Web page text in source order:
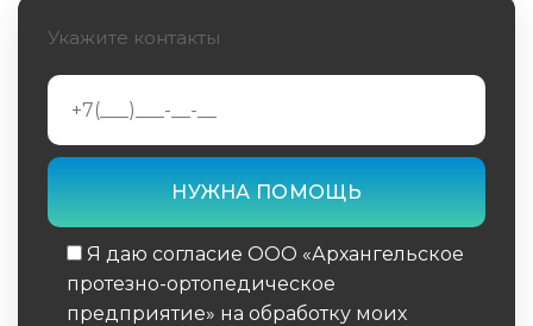
Бионические и модульные протезы: что
Этапы изготовления и установка протеза в
центре Prop29
Реабилитация, школа ходьбы и социальная
Частые вопросы: ремонт, второй протез и
возвращение на службу
Укажите контакты
Я даю согласие ООО «Архангельское
протезно-ортопедическое
предприятие» на обработку моих